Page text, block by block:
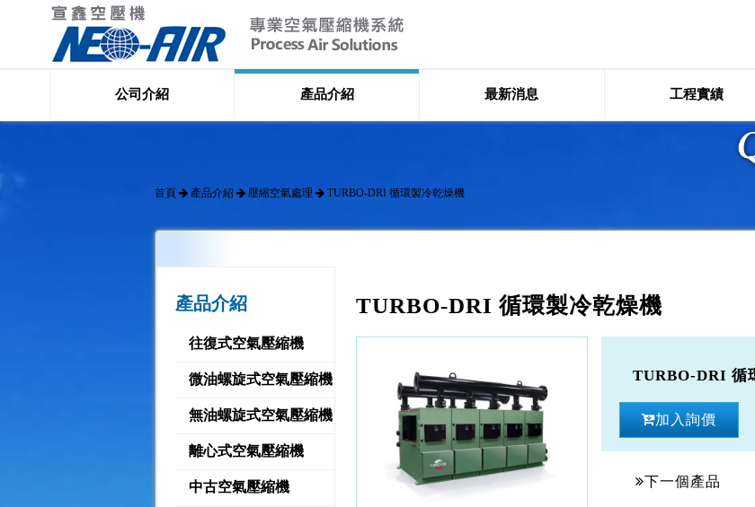
公司介紹 產品介紹 最新消息 工程實績
首頁 產品介紹 壓縮空氣處理 TURBO-DRI 循環製冷乾燥機
產品介紹
往復式空氣壓縮機
微油螺旋式空氣壓縮機
無油螺旋式空氣壓縮機
離心式空氣壓縮機
中古空氣壓縮機
TURBO-DRI 循環製冷乾燥機
TURBO-DRI 循
加入詢價
下一個產品